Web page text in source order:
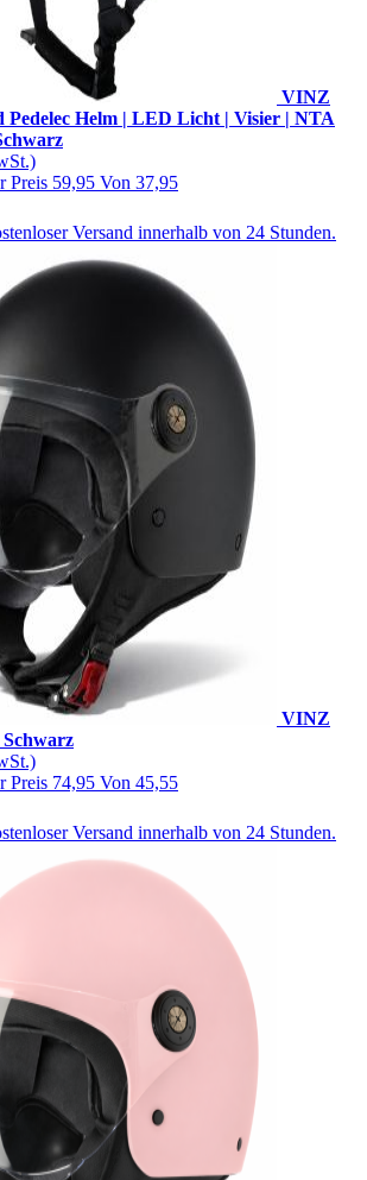
VINZ
Pedelec Helm | LED Licht | Visier | NTA
Preis 59,95 Von 37,95
Versand innerhalb von 24 Stunden.
VINZ
Preis 74,95 Von 45,55
Versand innerhalb von 24 Stunden.